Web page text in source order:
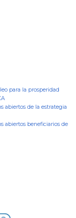
para la prosperidad
abiertos de la estrategia
abiertos beneficiarios de